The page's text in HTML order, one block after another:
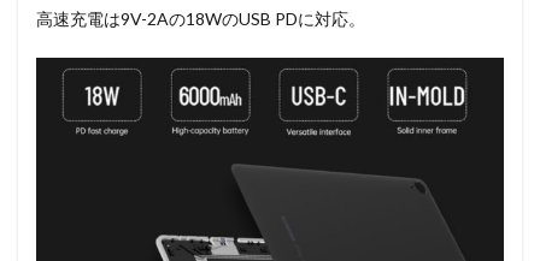
高速充電は9V-2Aの18WのUSB PDに対応。